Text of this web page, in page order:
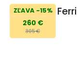
ZĽAVA -15%
260 €
305 €